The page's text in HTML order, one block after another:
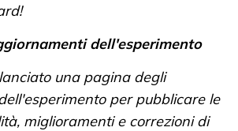
dell'esperimento
una pagina degli
per pubblicare le
miglioramenti e correzioni di